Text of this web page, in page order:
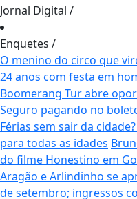
Jornal Digital /
Enquetes /
O menino do circo que
24 anos com festa em
Boomerang Tur abre
Seguro pagando no
Férias sem sair da
para todas as idades
do filme Honestino em
Aragão e Arlindinho se
de setembro; ingressos